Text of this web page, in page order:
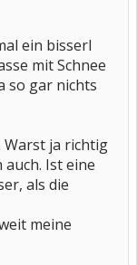
ein bisserl
mit Schnee
so gar nichts
Warst ja richtig
auch. Ist eine
als die
meine